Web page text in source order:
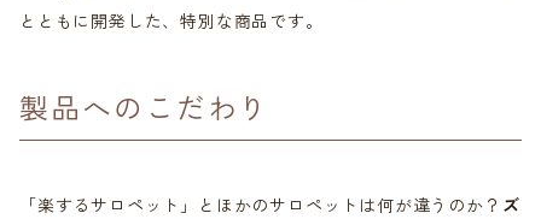
とともに開発した、特別な商品です。
製品へのこだわり
「楽するサロペット」とほかのサロペットは何が違うのか？ ズ